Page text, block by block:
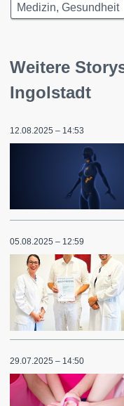
Medizin, Gesundheit
Weitere
Ingolstadt
12.08.2025 – 14:53
05.08.2025 – 12:59
29.07.2025 – 14:50